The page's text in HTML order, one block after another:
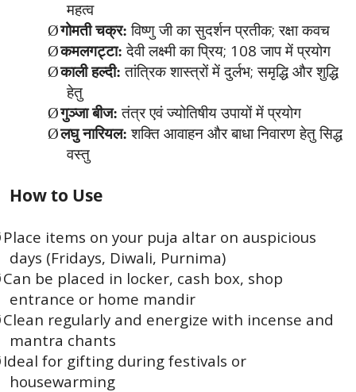
महत्व
Øगोमती चक्र: विष्णु जी का सुदर्शन प्रतीक;रक्षा कवच
Øकमलगट्टा: देवी लक्ष्मी का प्रिय; 108जाप में प्रयोग
Øकाली हल्दी: तांत्रिक शास्त्रों में दुर्लभ;समृद्धि और शुद्धि
हेतु
Øगुञ्जा बीज: तंत्र एवं ज्योतिषीय उपायों में प्रयोग
Øलघु नारियल: शक्ति आवाहन और बाधा निवारण हेतु सिद्ध
वस्तु
How to Use
Place items on your puja altar on auspicious
days (Fridays, Diwali, Purnima)
Can be placed in locker, cash box, shop
entrance or home mandir
Clean regularly and energize with incense and
mantra chants
Ideal for gifting during festivals or
housewarming